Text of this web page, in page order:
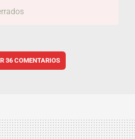
36 COMENTARIOS